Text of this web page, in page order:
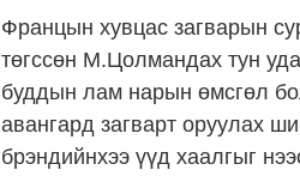
Францын хувцас загварын
төгссөн М.Цолмандах тун
буддын лам нарын өмсгөл
авангард загварт оруулах
брэндийнхээ үүд хаалгыг